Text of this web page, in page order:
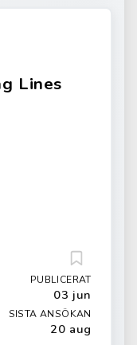
Lines
PUBLICERAT
03 jun
SISTA ANSÖKAN
20 aug